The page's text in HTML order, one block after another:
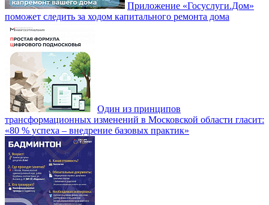
Приложение «Госуслуги.Дом»
поможет следить за ходом капитального ремонта дома
Один из принципов
трансформационных изменений в Московской области гласит:
«80 % успеха – внедрение базовых практик»